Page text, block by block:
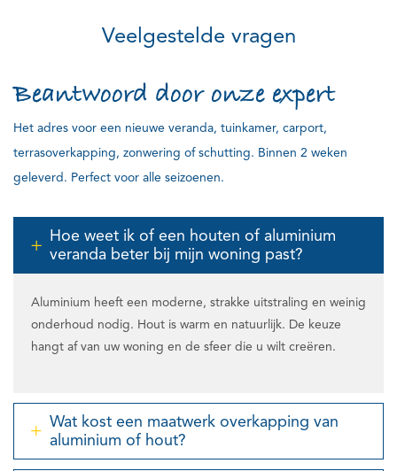
Veelgestelde vragen
Beantwoord door onze expert
Het adres voor een nieuwe veranda, tuinkamer, carport,
terrasoverkapping, zonwering of schutting. Binnen 2 weken
geleverd. Perfect voor alle seizoenen.
Hoe weet ik of een houten of aluminium
veranda beter bij mijn woning past?
Aluminium heeft een moderne, strakke uitstraling en weinig
onderhoud nodig. Hout is warm en natuurlijk. De keuze
hangt af van uw woning en de sfeer die u wilt creëren.
Wat kost een maatwerk overkapping van
aluminium of hout?